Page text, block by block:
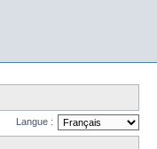
Langue :